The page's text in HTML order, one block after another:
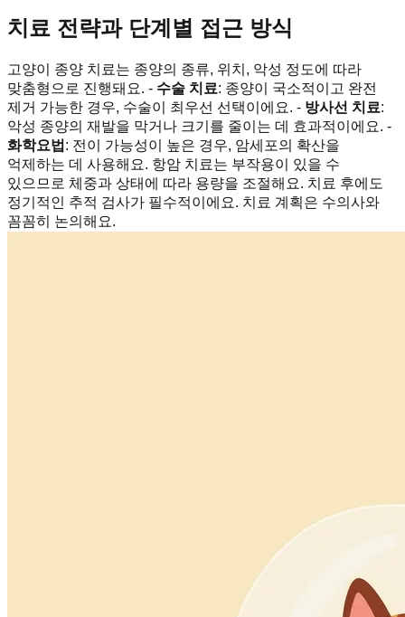
치료 전략과 단계별 접근 방식
고양이 종양 치료는 종양의 종류, 위치, 악성 정도에 따라
맞춤형으로 진행돼요. - 수술 치료: 종양이 국소적이고 완전
제거 가능한 경우, 수술이 최우선 선택이에요. - 방사선 치료:
악성 종양의 재발을 막거나 크기를 줄이는 데 효과적이에요. -
화학요법 : 전이 가능성이 높은 경우, 암세포의 확산을
억제하는 데 사용해요. 항암 치료는 부작용이 있을 수
있으므로 체중과 상태에 따라 용량을 조절해요. 치료 후에도
정기적인 추적 검사가 필수적이에요. 치료 계획은 수의사와
꼼꼼히 논의해요.